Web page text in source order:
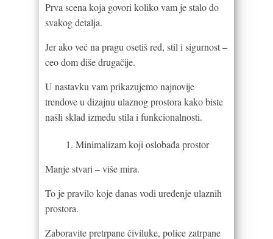
Prva scena koja govori koliko vam je stalo do
svakog detalja.
Jer ako već na pragu osetiš red, stil i sigurnost –
ceo dom diše drugačije.
U nastavku vam prikazujemo najnovije
trendove u dizajnu ulaznog prostora kako biste
našli sklad između stila i funkcionalnosti.
Minimalizam koji oslobađa prostor
Manje stvari – više mira.
To je pravilo koje danas vodi uređenje ulaznih
prostora.
Zaboravite pretrpane čiviluke, police zatrpane